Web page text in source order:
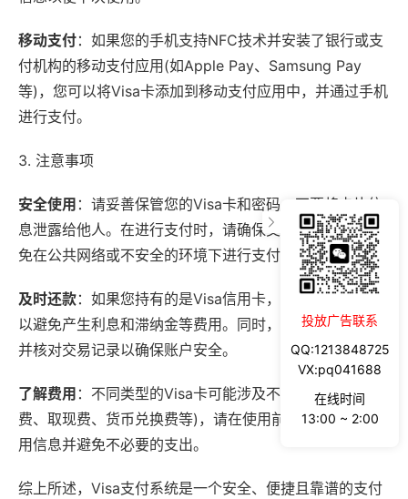
移动支付：如果您的手机支持NFC技术并安装了银行或支
付机构的移动支付应用(如Apple Pay、Samsung Pay
等)，您可以将Visa卡添加到移动支付应用中，并通过手机
进行支付。
3. 注意事项
安全使用 ：请妥善保管您的Visa卡和密码，不要将卡片信
息泄露给他人。在进行支付时，请确保交易环境安全，避
免在公共网络或不安全的环境下进行支付。
及时还款：如果您持有的是Visa信用卡，请务必按时还款
以避免产生利息和滞纳金等费用。同时，请关注账单信息
并核对交易记录以确保账户安全。
了解费用 ：不同类型的Visa卡可能涉及不同的费用(如年
费、取现费、货币兑换费等)，请在使用前了解清楚相关费
用信息并避免不必要的支出。
综上所述，Visa支付系统是一个安全、便捷且靠谱的支付
投放广告联系
QQ:1213848725
VX:pq041688
在线时间
13:00 ~ 2:00